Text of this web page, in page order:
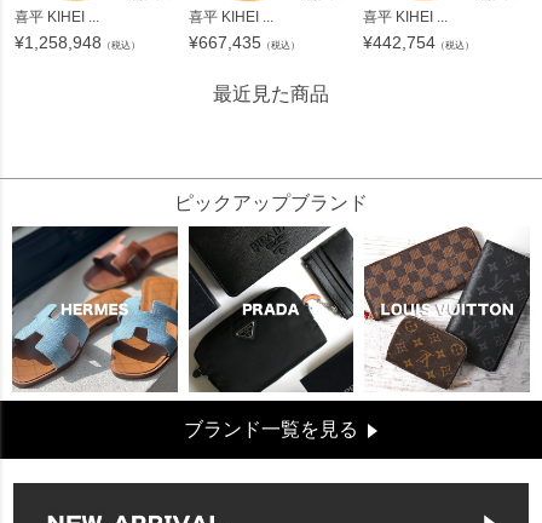
喜平 KIHEI ...
¥1,258,948 （税込）
喜平 KIHEI ...
¥667,435 （税込）
喜平 KIHEI ...
¥442,754 （税込）
最近見た商品
ピックアップブランド
ブランド一覧を見る